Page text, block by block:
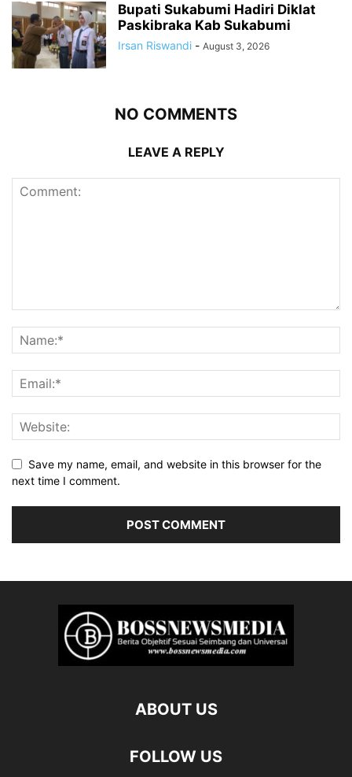
Bupati Sukabumi Hadiri Diklat
Paskibraka Kab Sukabumi
Irsan Riswandi - August 3, 2026
NO COMMENTS
LEAVE A REPLY
Save my name, email, and website in this browser for the
next time I comment.
ABOUT US
FOLLOW US